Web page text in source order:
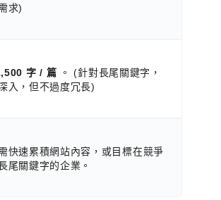
求)
字 / 篇
。 (針對長尾關鍵字，
入，但不過度冗長)
快速累積網站內容，或目標在競爭
尾關鍵字的企業。